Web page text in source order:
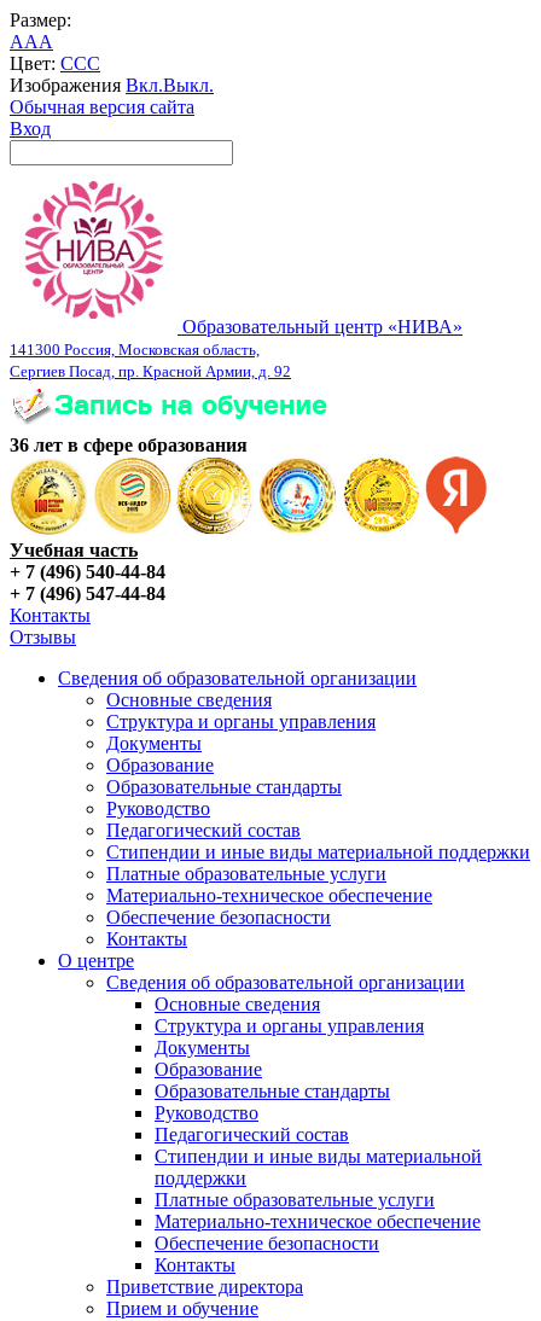
Размер:
AAA
Цвет: CCC
Изображения Вкл.Выкл.
Обычная версия сайта
Вход
Образовательный центр «НИВА»
141300 Россия, Московская область,
Сергиев Посад, пр. Красной Армии, д. 92
36 лет в сфере образования
Учебная часть
+ 7 (496) 540-44-84
+ 7 (496) 547-44-84
Контакты
Отзывы
Сведения об образовательной организации
Основные сведения
Структура и органы управления
Документы
Образование
Образовательные стандарты
Руководство
Педагогический состав
Стипендии и иные виды материальной поддержки
Платные образовательные услуги
Материально-техническое обеспечение
Обеспечение безопасности
Контакты
О центре
Сведения об образовательной организации
Основные сведения
Структура и органы управления
Документы
Образование
Образовательные стандарты
Руководство
Педагогический состав
Стипендии и иные виды материальной
поддержки
Платные образовательные услуги
Материально-техническое обеспечение
Обеспечение безопасности
Контакты
Приветствие директора
Прием и обучение